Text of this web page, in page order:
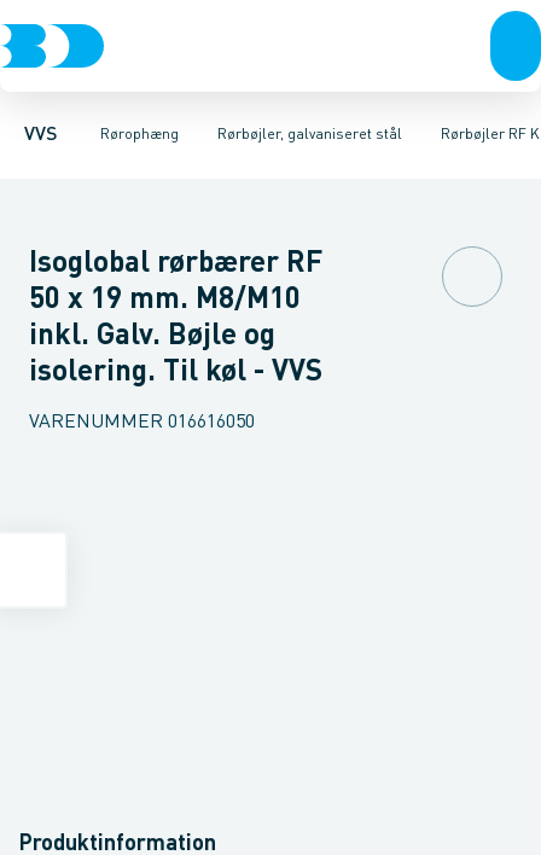
VVS Rørophæng
Rør & fittingsPressfittings & rørKuglehaner & ventilerAfløb
Rørbøjler, galvaniseret stål
Elforzinket- & varmgalvaniseret ophængRustfrit- & syrefast
Rørbøjler RF
Rørbøjler 2S M8/M10 2 skruerRørbøjler 2S M8/M10 U/Isol.
Isoglobal rørbærer RF
50 x 19 mm. M8/M10
inkl. Galv. Bøjle og
isolering. Til køl - VVS
VARENUMMER 016616050
Produktinformation